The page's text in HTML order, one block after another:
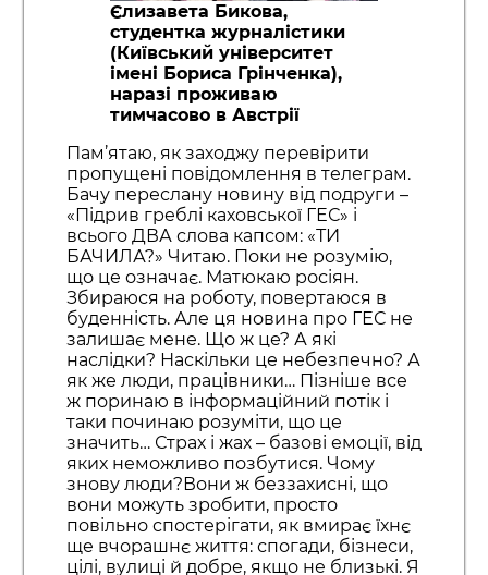
Єлизавета Бикова,
студентка журналістики
(Київський університет
імені Бориса Грінченка),
наразі проживаю
тимчасово в Австрії
Пам’ятаю, як заходжу перевірити
пропущені повідомлення в телеграм.
Бачу переслану новину від подруги –
«Підрив греблі каховської ГЕС» і
всього ДВА слова капсом: «ТИ
БАЧИЛА?» Читаю. Поки не розумію,
що це означає. Матюкаю росіян.
Збираюся на роботу, повертаюся в
буденність. Але ця новина про ГЕС не
залишає мене. Що ж це? А які
наслідки? Наскільки це небезпечно? А
як же люди, працівники… Пізніше все
ж поринаю в інформаційний потік і
таки починаю розуміти, що це
значить… Страх і жах – базові емоції, від
яких неможливо позбутися. Чому
знову люди?Вони ж беззахисні, що
вони можуть зробити, просто
повільно спостерігати, як вмирає їхнє
ще вчорашнє життя: спогади, бізнеси,
цілі, вулиці й добре, якщо не близькі. Я